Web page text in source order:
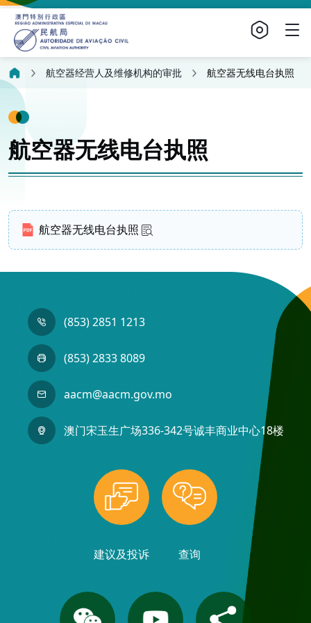
航空器经营人及维修机构的审批 航空器无线电台执照
航空器无线电台执照
航空器无线电台执照
(853) 2851 1213
(853) 2833 8089
aacm@aacm.gov.mo
澳门宋玉生广场336-342号诚丰商业中心18楼
建议及投诉 查询